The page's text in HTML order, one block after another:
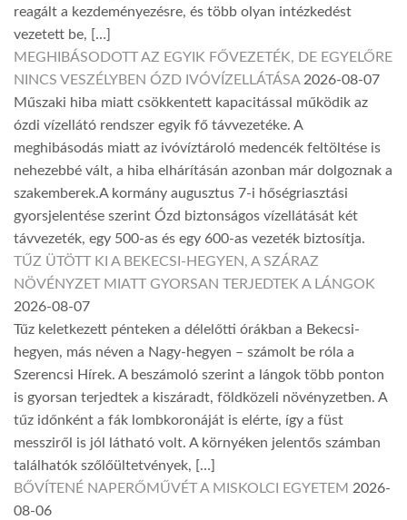
reagált a kezdeményezésre, és több olyan intézkedést
vezetett be, […]
MEGHIBÁSODOTT AZ EGYIK FŐVEZETÉK, DE EGYELŐRE
NINCS VESZÉLYBEN ÓZD IVÓVÍZELLÁTÁSA 2026-08-07
Műszaki hiba miatt csökkentett kapacitással működik az
ózdi vízellátó rendszer egyik fő távvezetéke. A
meghibásodás miatt az ivóvíztároló medencék feltöltése is
nehezebbé vált, a hiba elhárításán azonban már dolgoznak a
szakemberek.A kormány augusztus 7-i hőségriasztási
gyorsjelentése szerint Ózd biztonságos vízellátását két
távvezeték, egy 500-as és egy 600-as vezeték biztosítja.
TŰZ ÜTÖTT KI A BEKECSI-HEGYEN, A SZÁRAZ
NÖVÉNYZET MIATT GYORSAN TERJEDTEK A LÁNGOK
2026-08-07
Tűz keletkezett pénteken a délelőtti órákban a Bekecsi-
hegyen, más néven a Nagy-hegyen – számolt be róla a
Szerencsi Hírek. A beszámoló szerint a lángok több ponton
is gyorsan terjedtek a kiszáradt, földközeli növényzetben. A
tűz időnként a fák lombkoronáját is elérte, így a füst
messziről is jól látható volt. A környéken jelentős számban
találhatók szőlőültetvények, […]
BŐVÍTENÉ NAPERŐMŰVÉT A MISKOLCI EGYETEM 2026-
08-06